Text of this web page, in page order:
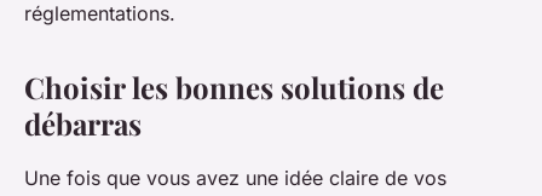
réglementations.
Choisir les bonnes solutions de
débarras
Une fois que vous avez une idée claire de vos